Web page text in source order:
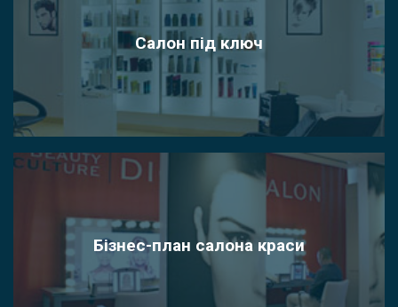
Салон під ключ
Бізнес-план салона краси